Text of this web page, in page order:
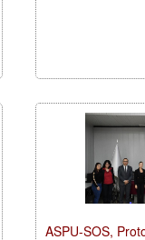
ASPU-SOS,